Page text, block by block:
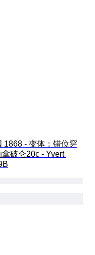
1868 - 变体：错位穿
拿破仑20c - Yvert